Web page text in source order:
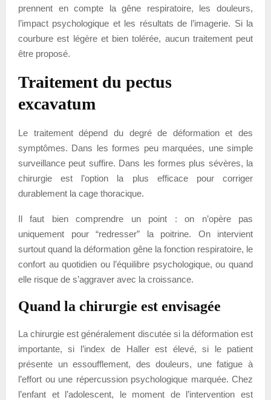
prennent en compte la gêne respiratoire, les douleurs,
l’impact psychologique et les résultats de l’imagerie. Si la
courbure est légère et bien tolérée, aucun traitement peut
être proposé.
Traitement du pectus
excavatum
Le traitement dépend du degré de déformation et des
symptômes. Dans les formes peu marquées, une simple
surveillance peut suffire. Dans les formes plus sévères, la
chirurgie est l’option la plus efficace pour corriger
durablement la cage thoracique.
Il faut bien comprendre un point : on n’opère pas
uniquement pour “redresser” la poitrine. On intervient
surtout quand la déformation gêne la fonction respiratoire, le
confort au quotidien ou l’équilibre psychologique, ou quand
elle risque de s’aggraver avec la croissance.
Quand la chirurgie est envisagée
La chirurgie est généralement discutée si la déformation est
importante, si l’index de Haller est élevé, si le patient
présente un essoufflement, des douleurs, une fatigue à
l’effort ou une répercussion psychologique marquée. Chez
l’enfant et l’adolescent, le moment de l’intervention est